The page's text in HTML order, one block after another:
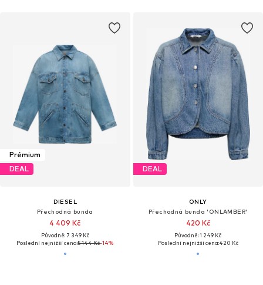
Prémium
DEAL
DIESEL
Přechodná bunda
4 409 Kč
Původně: 7 349 Kč
Poslední nejnižší cena:5 144 Kč-14%
DEAL
ONLY
Přechodná bunda 'ONLAMBER'
420 Kč
Původně: 1 249 Kč
Poslední nejnižší cena:420 Kč